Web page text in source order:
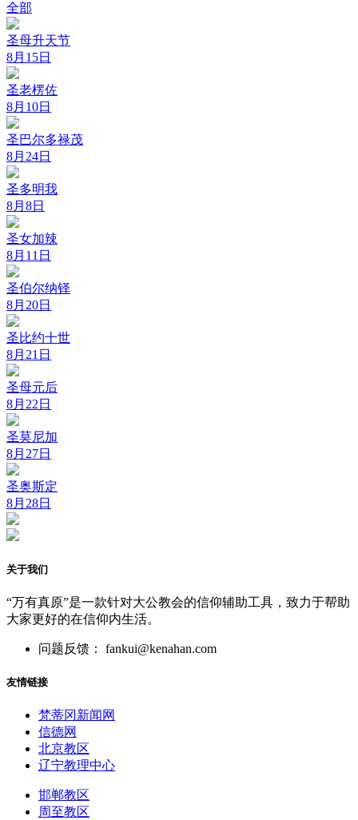
全部
圣母升天节
8月15日
圣老楞佐
8月10日
圣巴尔多禄茂
8月24日
圣多明我
8月8日
圣女加辣
8月11日
圣伯尔纳铎
8月20日
圣比约十世
8月21日
圣母元后
8月22日
圣莫尼加
8月27日
圣奥斯定
8月28日
关于我们
“万有真原”是一款针对大公教会的信仰辅助工具，致力于帮助
大家更好的在信仰内生活。
问题反馈： fankui@kenahan.com
友情链接
梵蒂冈新闻网
信德网
北京教区
辽宁教理中心
邯郸教区
周至教区